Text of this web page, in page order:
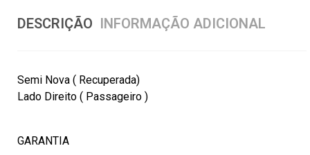
DESCRIÇÃO INFORMAÇÃO ADICIONAL
Semi Nova ( Recuperada)
Lado Direito ( Passageiro )
GARANTIA